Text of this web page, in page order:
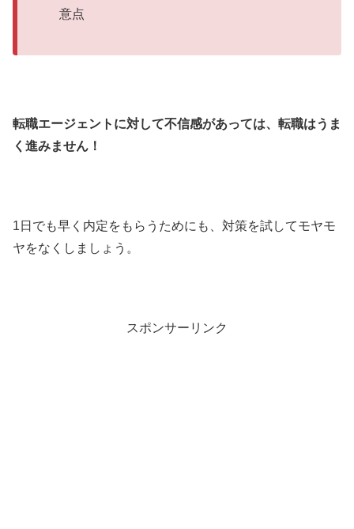
意点
転職エージェントに対して不信感があっては、転職はうま
く進みません！
1日でも早く内定をもらうためにも、対策を試してモヤモ
ヤをなくしましょう。
スポンサーリンク